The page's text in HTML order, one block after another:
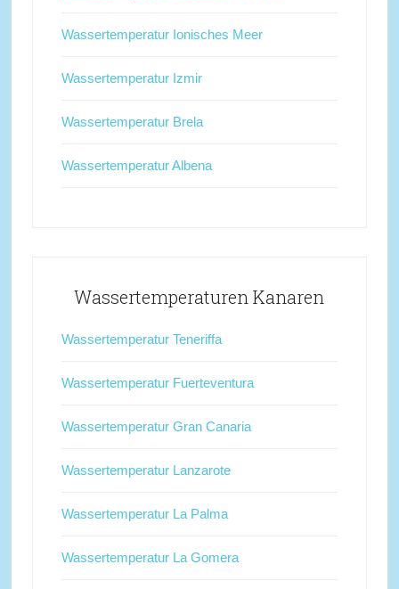
Wassertemperatur Ionisches Meer
Wassertemperatur Izmir
Wassertemperatur Brela
Wassertemperatur Albena
Wassertemperaturen Kanaren
Wassertemperatur Teneriffa
Wassertemperatur Fuerteventura
Wassertemperatur Gran Canaria
Wassertemperatur Lanzarote
Wassertemperatur La Palma
Wassertemperatur La Gomera